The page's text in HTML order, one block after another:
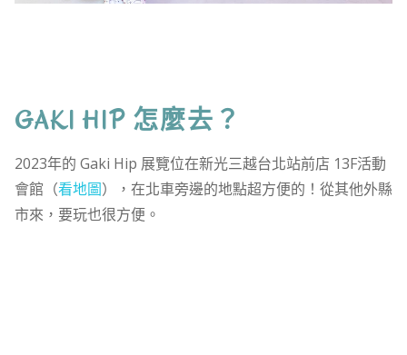
GAKI HIP 怎麼去？
2023年的 Gaki Hip 展覽位在新光三越台北站前店 13F活動
會館（看地圖），在北車旁邊的地點超方便的！從其他外縣
市來，要玩也很方便。